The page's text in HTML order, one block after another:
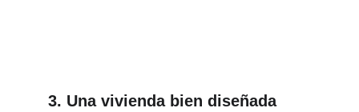
3. Una vivienda bien diseñada